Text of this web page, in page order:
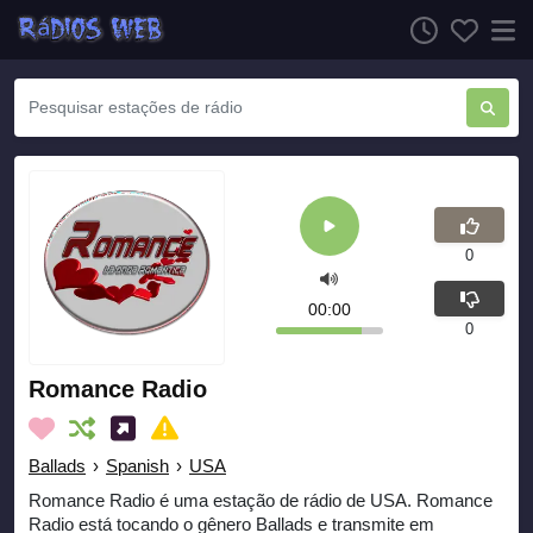
Romance Radio
Ballads › Spanish › USA
Romance Radio é uma estação de rádio de USA. Romance
Radio está tocando o gênero Ballads e transmite em
00:00
0
0